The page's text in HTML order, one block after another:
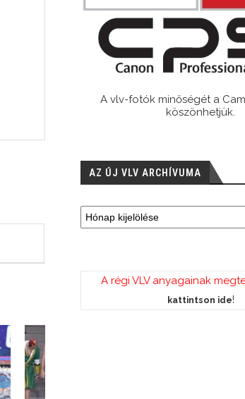
A vlv-fotók minőségét a
köszönhetjük.
AZ ÚJ VLV ARCHÍVUMA
A régi VLV anyagainak
kattintson ide!